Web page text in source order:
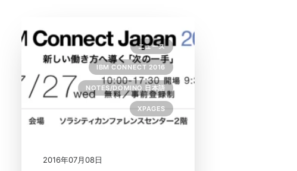
IBM Connect 2016 (1)
Notes/Domino 日本語 (1)
XPages (1)
ニュース (1)
Search
ニュース
IBM CONNECT 2016
NOTES/DOMINO 日本語
XPAGES
2016年07月08日